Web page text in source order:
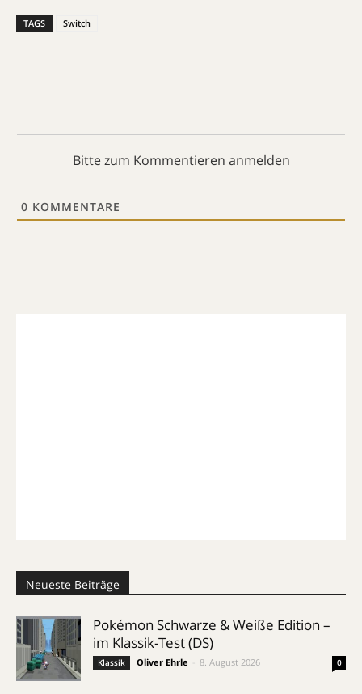
TAGS Switch
Bitte zum Kommentieren anmelden
0 KOMMENTARE
Neueste Beiträge
Pokémon Schwarze & Weiße Edition –
im Klassik-Test (DS)
Klassik Oliver Ehrle 8. August 2026 0